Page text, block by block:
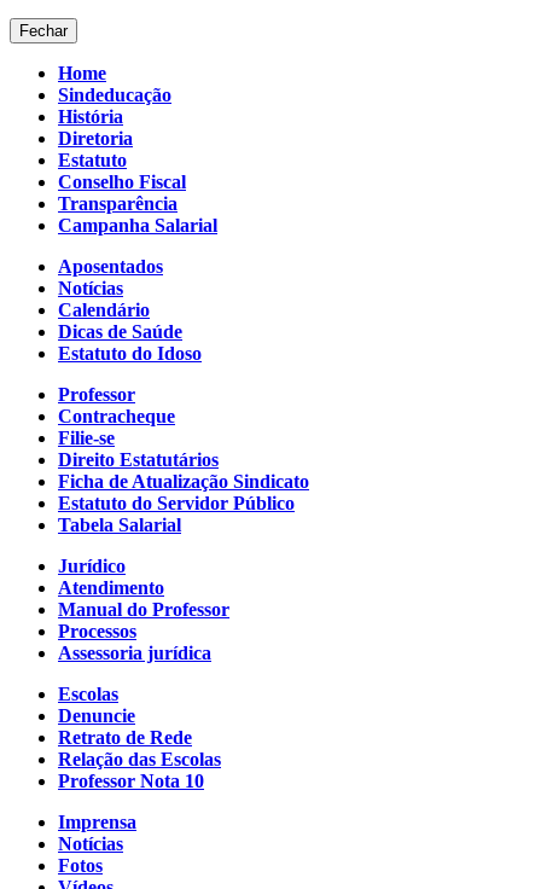
Fechar
Home
Sindeducação
História
Diretoria
Estatuto
Conselho Fiscal
Transparência
Campanha Salarial
Aposentados
Notícias
Calendário
Dicas de Saúde
Estatuto do Idoso
Professor
Contracheque
Filie-se
Direito Estatutários
Ficha de Atualização Sindicato
Estatuto do Servidor Público
Tabela Salarial
Jurídico
Atendimento
Manual do Professor
Processos
Assessoria jurídica
Escolas
Denuncie
Retrato de Rede
Relação das Escolas
Professor Nota 10
Imprensa
Notícias
Fotos